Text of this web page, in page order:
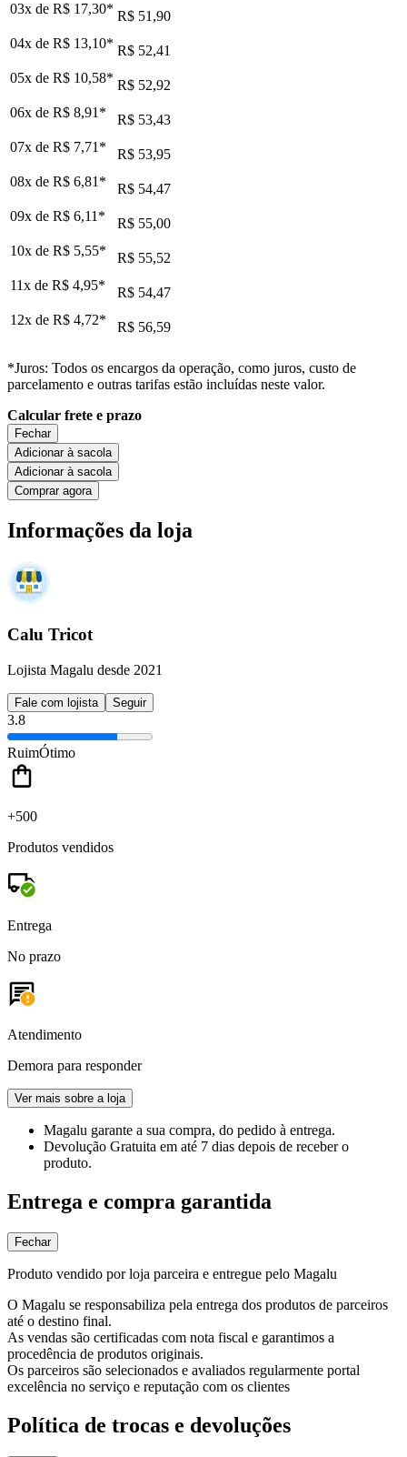
03x de R$ 17,30* R$ 51,90
04x de R$ 13,10* R$ 52,41
05x de R$ 10,58* R$ 52,92
06x de R$ 8,91 *
R$ 53,43
07x de R$ 7,71 *
R$ 53,95
08x de R$ 6,81 *
R$ 54,47
09x de R$ 6,11 *
R$ 55,00
10x de R$ 5,55*
R$ 55,52
11x de R$ 4,95*
R$ 54,47
12x de R$ 4,72* R$ 56,59
*Juros: Todos os encargos da operação, como juros, custo de
parcelamento e outras tarifas estão incluídas neste valor.
Calcular frete e prazo
Fechar
Adicionar à sacola
Adicionar à sacola
Comprar agora
Informações da loja
Calu Tricot
Lojista Magalu desde 2021
Fale com lojista Seguir
3.8
RuimÓtimo
+500
Produtos vendidos
Entrega
No prazo
Atendimento
Demora para responder
Ver mais sobre a loja
Magalu garante a sua compra, do pedido à entrega.
Devolução Gratuita em até 7 dias depois de receber o
produto.
Entrega e compra garantida
Fechar
Produto vendido por loja parceira e entregue pelo Magalu
O Magalu se responsabiliza pela entrega dos produtos de parceiros
até o destino final.
As vendas são certificadas com nota fiscal e garantimos a
procedência de produtos originais.
Os parceiros são selecionados e avaliados regularmente portal
excelência no serviço e reputação com os clientes
Política de trocas e devoluções